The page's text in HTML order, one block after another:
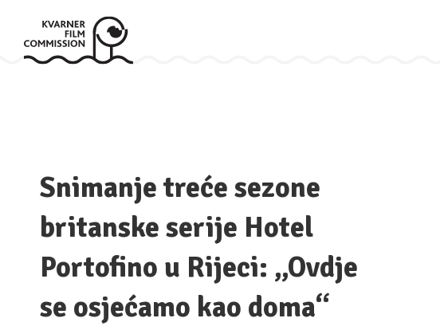
Snimanje treće sezone
britanske serije Hotel
Portofino u Rijeci: „Ovdje
se osjećamo kao doma“